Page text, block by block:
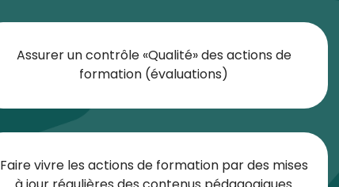
Assurer un contrôle «Qualité» des actions de
formation (évaluations)
Faire vivre les actions de formation par des mises